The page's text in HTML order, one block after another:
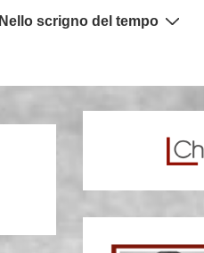
Nello scrigno del tempo